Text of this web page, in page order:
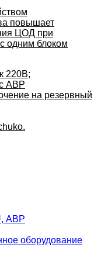
повышает
ЦОД при
одним блоком
220В;
АВР
на резервный
АВР
оборудование